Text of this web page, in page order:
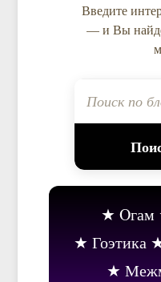
Введите
— и Вы
Oгам
Гоэтика